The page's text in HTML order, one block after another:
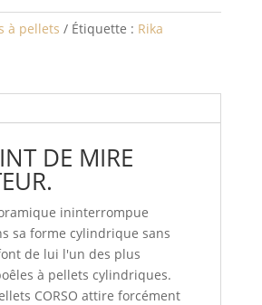
à pellets Étiquette : Rika
DE MIRE
ininterrompue
sa forme cylindrique sans
de lui l'un des plus
à pellets cylindriques.
CORSO attire forcément